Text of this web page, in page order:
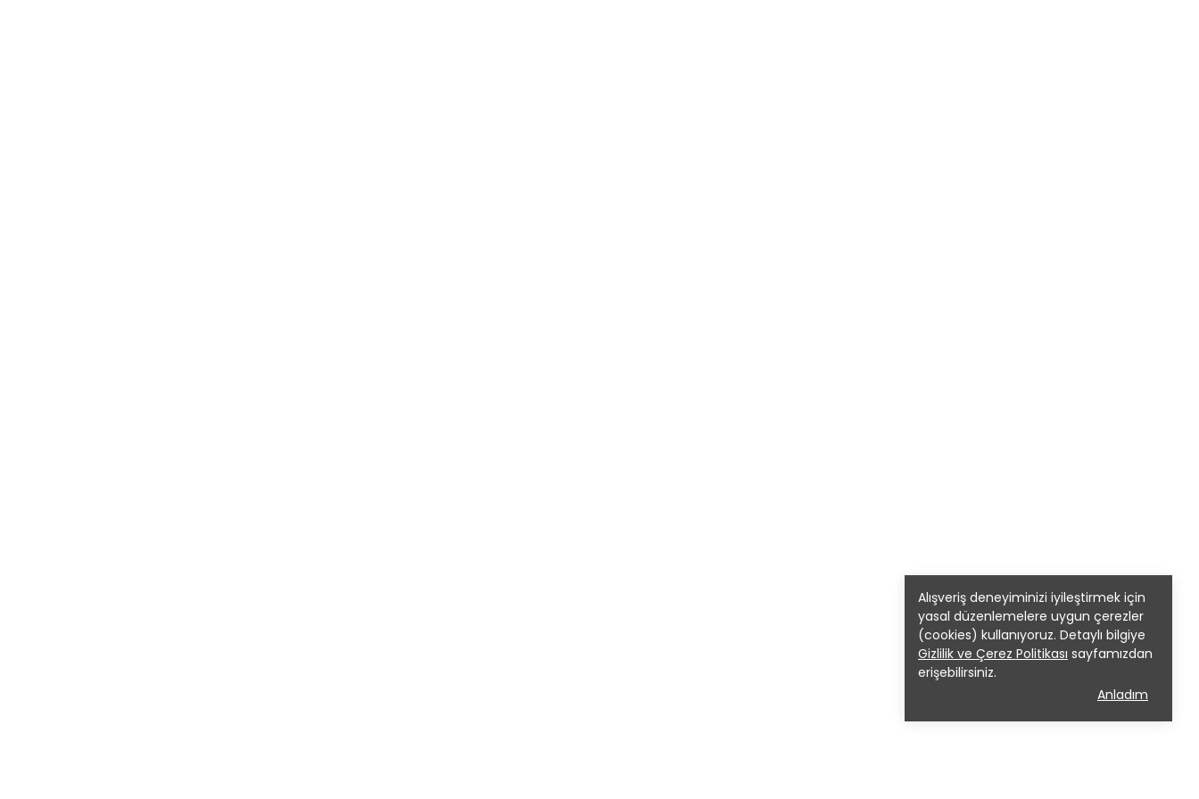
Alışveriş deneyiminizi iyileştirmek için
yasal düzenlemelere uygun çerezler
(cookies) kullanıyoruz. Detaylı bilgiye
Gizlilik ve Çerez Politikası sayfamızdan
erişebilirsiniz.
Anladım